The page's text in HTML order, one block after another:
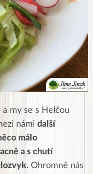
a my se s Helčou
námi další
málo
a s chutí
. Ohromně nás